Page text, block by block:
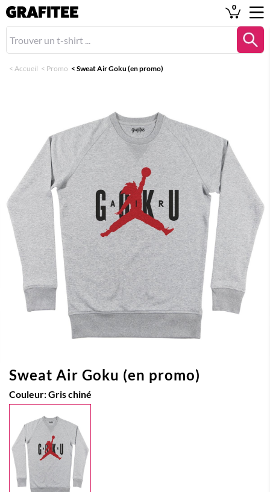
0
< Accueil < Promo < Sweat Air Goku (en promo)
Sweat Air Goku (en promo)
Couleur:Gris chiné